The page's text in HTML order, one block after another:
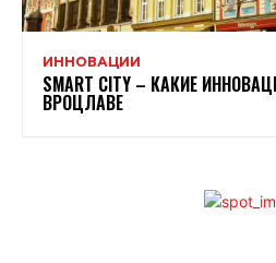
ИННОВАЦИИ
SMART CITY – КАКИЕ
ВРОЦЛАВЕ